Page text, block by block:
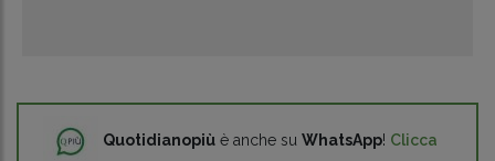
Quotidianopiù è anche su WhatsApp! Clicca